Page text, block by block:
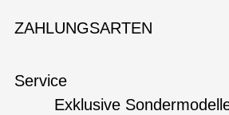
ZAHLUNGSARTEN
Service
Exklusive